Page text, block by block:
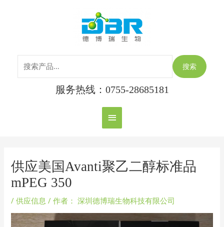
主
菜
单
搜索
服务热线：0755-28685181
供应美国Avanti聚乙二醇标准品
mPEG 350
/供应信息 / 作者： 深圳德博瑞生物科技有限公司